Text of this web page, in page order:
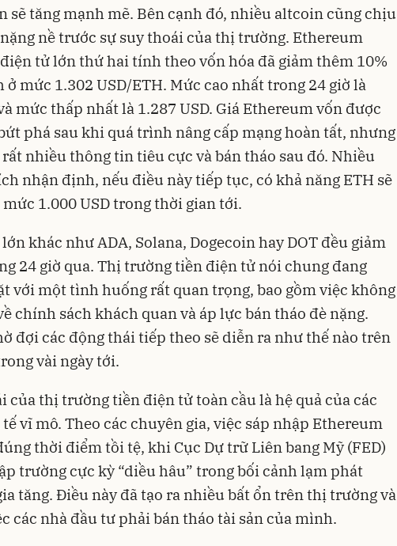
sẽ tăng mạnh mẽ. Bên cạnh đó, nhiều altcoin cũng chịu
nề trước sự suy thoái của thị trường. Ethereum
tử lớn thứ hai tính theo vốn hóa đã giảm thêm 10%
ở mức 1.302 USD/ETH. Mức cao nhất trong 24 giờ là
mức thấp nhất là 1.287 USD. Giá Ethereum vốn được
phá sau khi quá trình nâng cấp mạng hoàn tất, nhưng
nhiều thông tin tiêu cực và bán tháo sau đó. Nhiều
nhận định, nếu điều này tiếp tục, có khả năng ETH sẽ
1.000 USD trong thời gian tới.
khác như ADA, Solana, Dogecoin hay DOT đều giảm
24 giờ qua. Thị trường tiền điện tử nói chung đang
với một tình huống rất quan trọng, bao gồm việc không
chính sách khách quan và áp lực bán tháo đè nặng.
đợi các động thái tiếp theo sẽ diễn ra như thế nào trên
vài ngày tới.
của thị trường tiền điện tử toàn cầu là hệ quả của các
vĩ mô. Theo các chuyên gia, việc sáp nhập Ethereum
thời điểm tồi tệ, khi Cục Dự trữ Liên bang Mỹ (FED)
trường cực kỳ “diều hâu” trong bối cảnh lạm phát
tăng. Điều này đã tạo ra nhiều bất ổn trên thị trường và
các nhà đầu tư phải bán tháo tài sản của mình.